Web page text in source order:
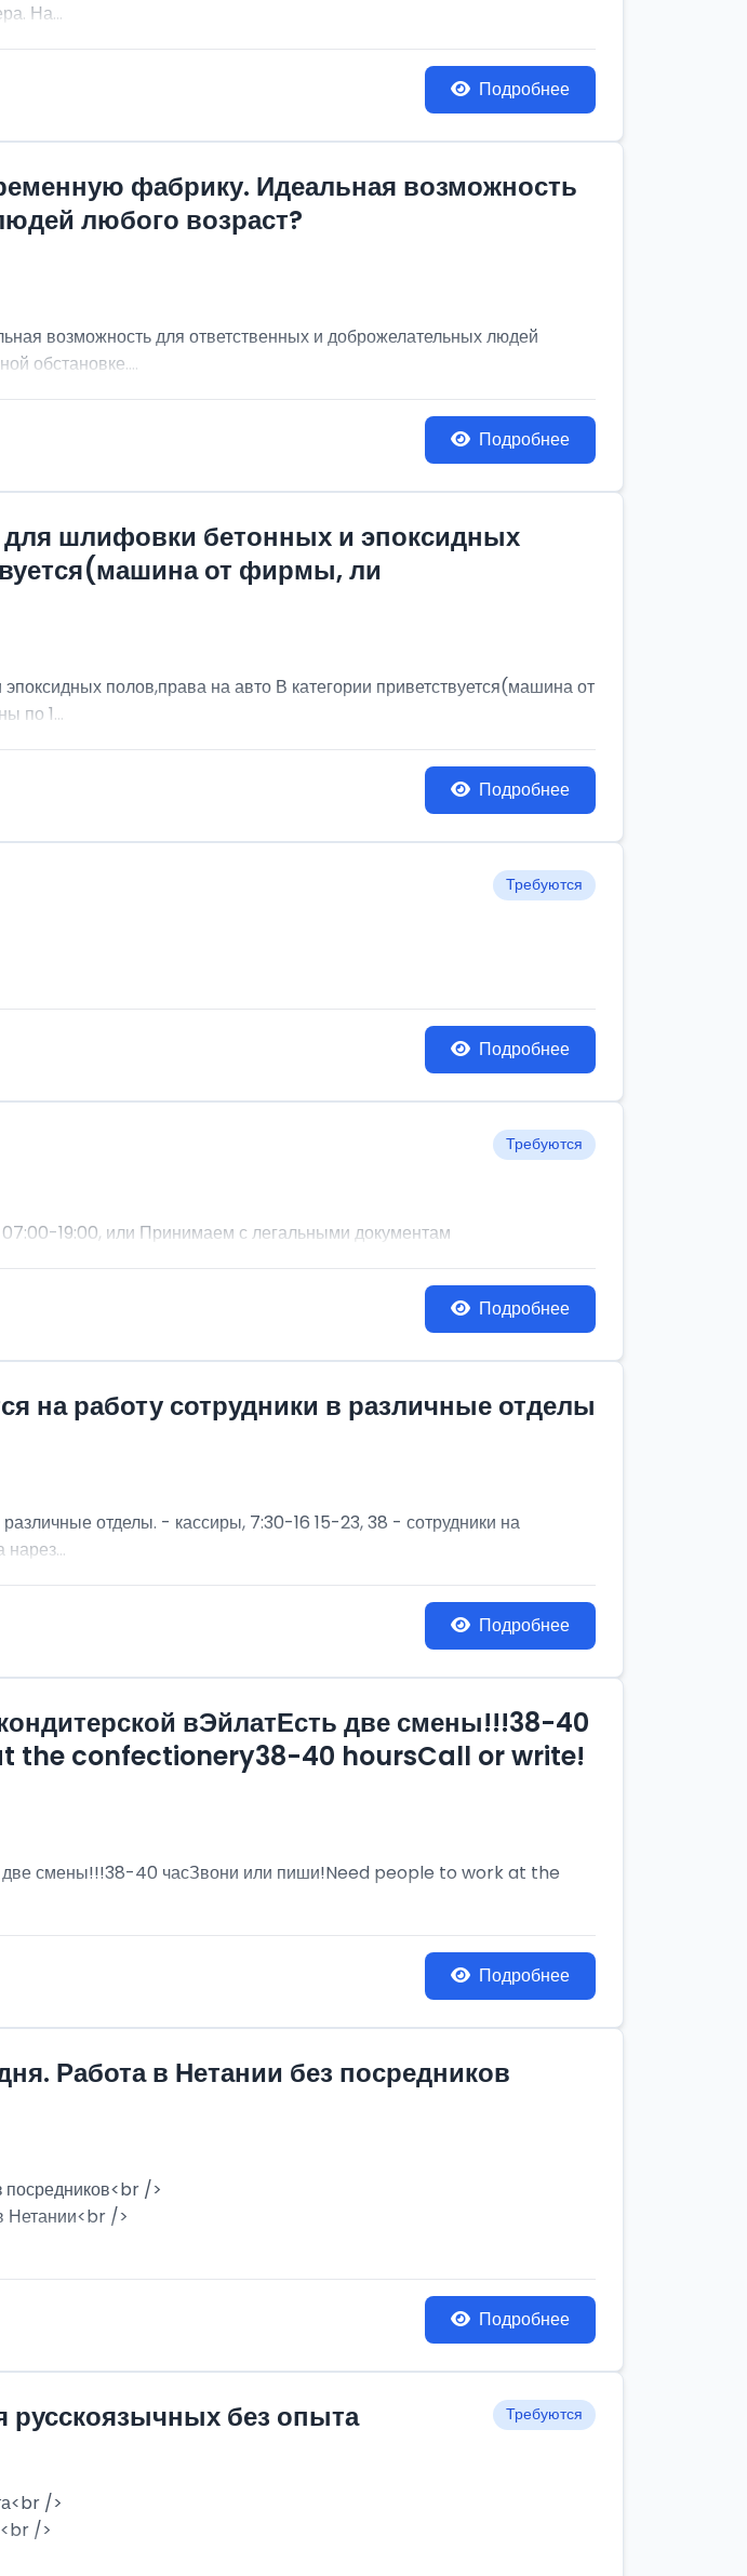
На...
Подробнее
фабрику. Идеальная возможность
любого возраст?
возможность для ответственных и доброжелательных людей
обстановке....
Подробнее
шлифовки бетонных и эпоксидных
от фирмы, ли
полов,права на авто В категории приветствуется(машина от
по 1...
Подробнее
Требуются
Подробнее
Требуются
19:00, или Принимаем с легальными документам
Подробнее
на работу сотрудники в различные отделы
отделы. - кассиры, 7:30-16 15-23, 38 - сотрудники на
Подробнее
вЭйлатЕсть две смены!!!38-40
the confectionery38-40 hoursCall or write!
две смены!!!38-40 часЗвони или пиши!Need people to work at the
Подробнее
Работа в Нетании без посредников
посредников<br />
Нетании<br />
Подробнее
русскоязычных без опыта Требуются
/>
/>